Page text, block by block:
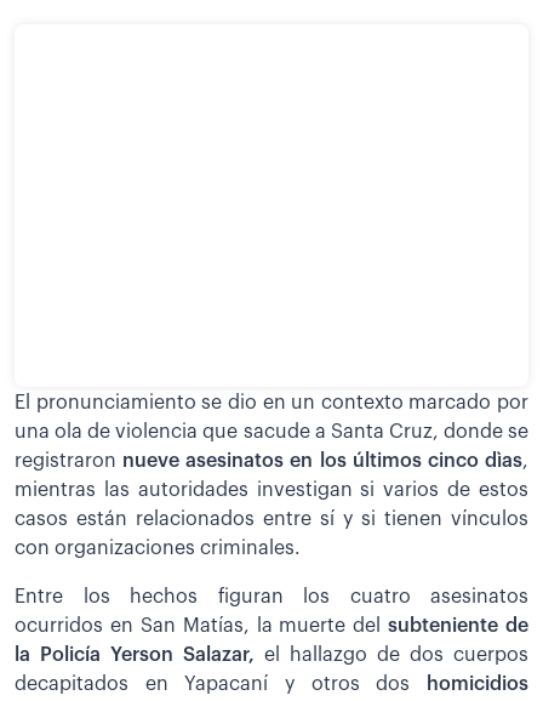
El pronunciamiento se dio en un contexto marcado por
una ola de violencia que sacude a Santa Cruz, donde se
registraron nueve asesinatos en los últimos cinco dìas,
mientras las autoridades investigan si varios de estos
casos están relacionados entre sí y si tienen vínculos
con organizaciones criminales.
Entre los hechos figuran los cuatro asesinatos
ocurridos en San Matías, la muerte delsubteniente de
la Policía Yerson Salazar, el hallazgo de dos cuerpos
decapitados en Yapacaní y otros dos
homicidios